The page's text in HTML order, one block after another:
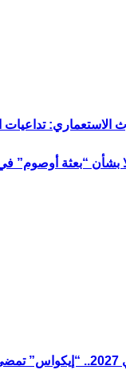
الاستعماري: